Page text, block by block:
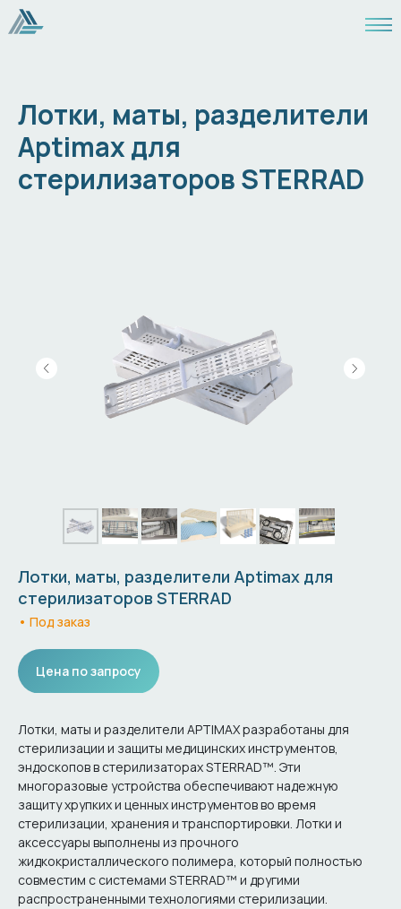
Лотки, маты, разделители
Aptimax для
стерилизаторов STERRAD
Лотки, маты, разделители Aptimax для
стерилизаторов STERRAD
• Под заказ
Цена по запросу
Лотки, маты и разделители APTIMAX разработаны для
стерилизации и защиты медицинских инструментов,
эндоскопов в стерилизаторах STERRAD™. Эти
многоразовые устройства обеспечивают надежную
защиту хрупких и ценных инструментов во время
стерилизации, хранения и транспортировки. Лотки и
аксессуары выполнены из прочного
жидкокристаллического полимера, который полностью
совместим с системами STERRAD™ и другими
распространенными технологиями стерилизации.